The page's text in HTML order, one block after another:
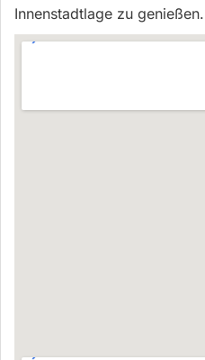
Innenstadtlage zu genießen.